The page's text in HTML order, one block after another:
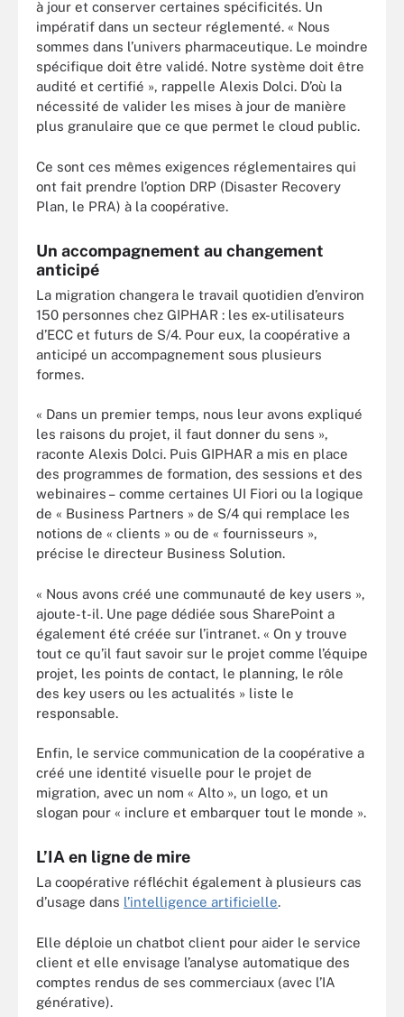
à jour et conserver certaines spécificités. Un
impératif dans un secteur réglementé. « Nous
sommes dans l’univers pharmaceutique. Le moindre
spécifique doit être validé. Notre système doit être
audité et certifié », rappelle Alexis Dolci. D’où la
nécessité de valider les mises à jour de manière
plus granulaire que ce que permet le cloud public.
Ce sont ces mêmes exigences réglementaires qui
ont fait prendre l’option DRP (Disaster Recovery
Plan, le PRA) à la coopérative.
Un accompagnement au changement
anticipé
La migration changera le travail quotidien d’environ
150 personnes chez GIPHAR : les ex-utilisateurs
d’ECC et futurs de S/4. Pour eux, la coopérative a
anticipé un accompagnement sous plusieurs
formes.
« Dans un premier temps, nous leur avons expliqué
les raisons du projet, il faut donner du sens »,
raconte Alexis Dolci. Puis GIPHAR a mis en place
des programmes de formation, des sessions et des
webinaires – comme certaines UI Fiori ou la logique
de « Business Partners » de S/4 qui remplace les
notions de « clients » ou de « fournisseurs »,
précise le directeur Business Solution.
« Nous avons créé une communauté de key users »,
ajoute-t-il. Une page dédiée sous SharePoint a
également été créée sur l’intranet. « On y trouve
tout ce qu’il faut savoir sur le projet comme l’équipe
projet, les points de contact, le planning, le rôle
des key users ou les actualités » liste le
responsable.
Enfin, le service communication de la coopérative a
créé une identité visuelle pour le projet de
migration, avec un nom « Alto », un logo, et un
slogan pour « inclure et embarquer tout le monde ».
L’IA en ligne de mire
La coopérative réfléchit également à plusieurs cas
d’usage dans l’intelligence artificielle.
Elle déploie un chatbot client pour aider le service
client et elle envisage l’analyse automatique des
comptes rendus de ses commerciaux (avec l’IA
générative).